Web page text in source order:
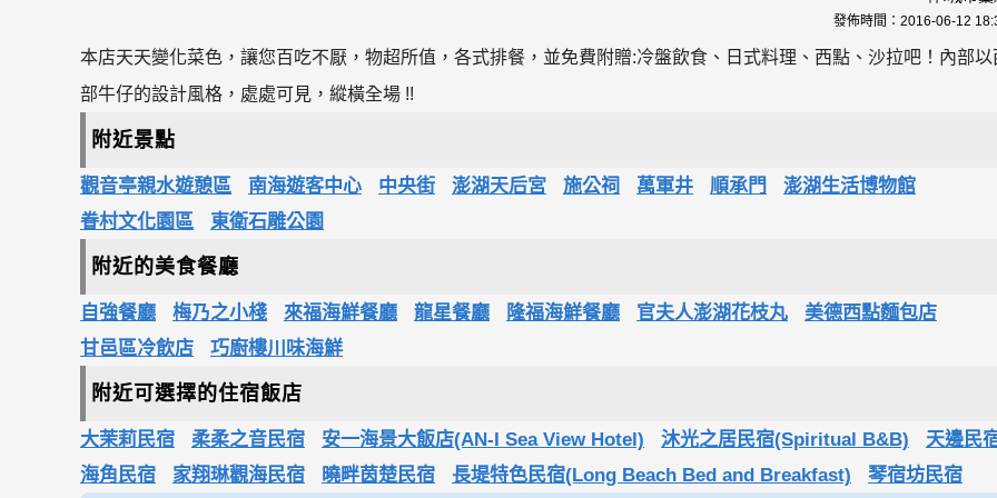
發佈時間： 2016-06-12
本店天天變化菜色，讓您百吃不厭，物超所值，各式排餐，並免費附贈:冷盤飲食、日式料理、西點、沙拉吧！內部以
部牛仔的設計風格，處處可見，縱橫全場 !!
附近景點
觀音亭親水遊憩區 南海遊客中心 中央街 澎湖天后宮 施公祠 萬軍井 順承門
澎湖生活博物館
眷村文化園區
東衛石雕公園
附近的美食餐廳
自強餐廳 梅乃之小棧 來福海鮮餐廳 龍星餐廳 隆福海鮮餐廳 官夫人澎湖花枝丸
美德西點麵包店
甘邑區冷飲店
巧廚樓川味海鮮
附近可選擇的住宿飯店
大茉莉民宿 柔柔之音民宿 安一海景大飯店(AN-I Sea View Hotel) 沐光之居民宿(Spiritual B&B)
天邊民
海角民宿
家翔琳觀海民宿 曉畔茵楚民宿 長堤特色民宿(Long Beach Bed and Breakfast) 琴宿坊民宿